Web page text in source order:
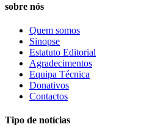
sobre nós
Quem somos
Sinopse
Estatuto Editorial
Agradecimentos
Equipa Técnica
Donativos
Contactos
Tipo de notícias